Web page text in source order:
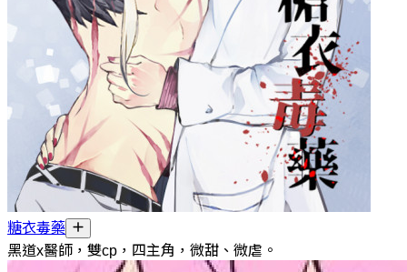
糖衣毒藥
黑道x醫師，雙cp，四主角，微甜、微虐。